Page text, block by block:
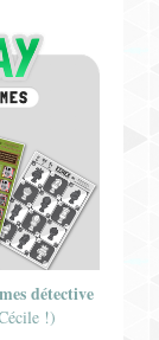
détective
!)